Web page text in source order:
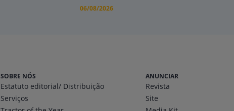
06/08/2026
SOBRE NÓS
Estatuto editorial/ Distribuição
Serviços
ANUNCIAR
Revista
Site